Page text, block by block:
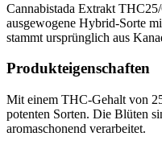
Cannabistada Extrakt
ausgewogene Hybrid-Sorte
stammt ursprünglich aus
Produkteigenschaften
Mit einem THC-Gehalt von
potenten Sorten. Die Blüten
aromaschonend verarbeitet.